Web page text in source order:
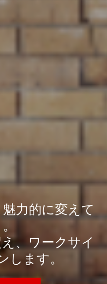
力的に変えて
、ワークサイ
します。